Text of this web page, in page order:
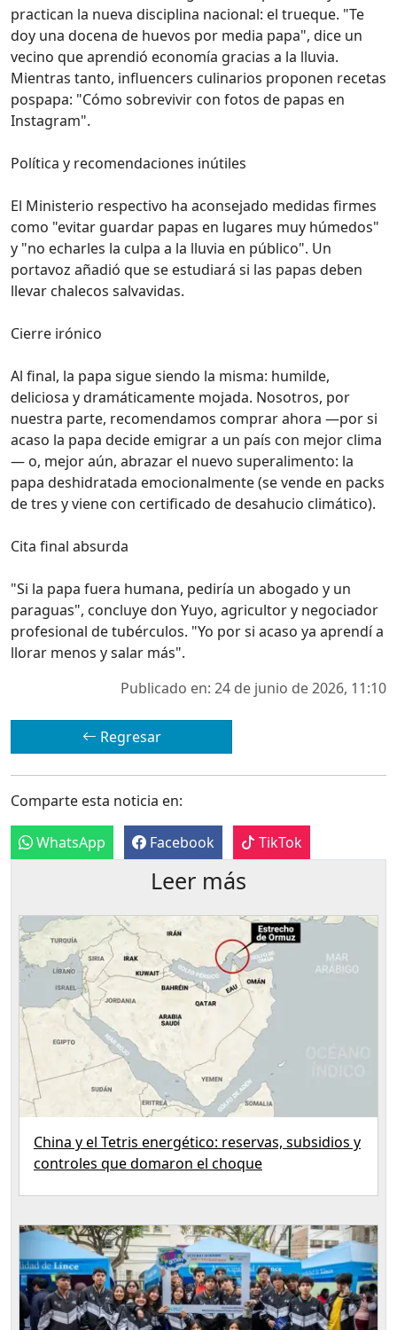
practican la nueva disciplina nacional: el trueque. "Te
doy una docena de huevos por media papa", dice un
vecino que aprendió economía gracias a la lluvia.
Mientras tanto, influencers culinarios proponen recetas
pospapa: "Cómo sobrevivir con fotos de papas en
Instagram".
Política y recomendaciones inútiles
El Ministerio respectivo ha aconsejado medidas firmes
como "evitar guardar papas en lugares muy húmedos"
y "no echarles la culpa a la lluvia en público". Un
portavoz añadió que se estudiará si las papas deben
llevar chalecos salvavidas.
Cierre irónico
Al final, la papa sigue siendo la misma: humilde,
deliciosa y dramáticamente mojada. Nosotros, por
nuestra parte, recomendamos comprar ahora —por si
acaso la papa decide emigrar a un país con mejor clima
— o, mejor aún, abrazar el nuevo superalimento: la
papa deshidratada emocionalmente (se vende en packs
de tres y viene con certificado de desahucio climático).
Cita final absurda
"Si la papa fuera humana, pediría un abogado y un
paraguas", concluye don Yuyo, agricultor y negociador
profesional de tubérculos. "Yo por si acaso ya aprendí a
llorar menos y salar más".
Publicado en: 24 de junio de 2026, 11:10
Regresar
Comparte esta noticia en:
WhatsApp Facebook TikTok
Leer más
China y el Tetris energético: reservas, subsidios y
controles que domaron el choque